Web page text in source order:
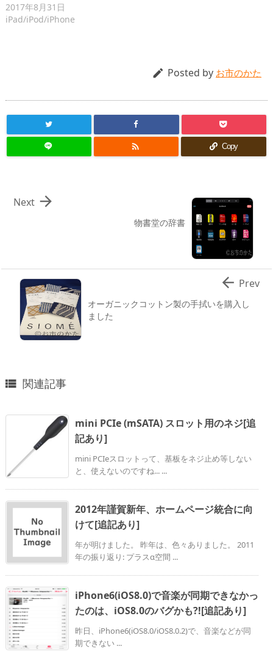
2017年8月31日
iPad/iPod/iPhone
 Posted by お市のかた
 Copy
物書堂の辞書

Next
オーガニックコットン製の手拭いを購入し
ました
 Prev
 関連記事
mini PCIe (mSATA) スロット用のネジ[追
記あり]
mini PCIeスロットって、基板をネジ止め等しない
と、使えないのですね... ...
2012年謹賀新年、ホームページ統合に向
けて[追記あり]
年が明けました。 昨年は、色々ありました。 2011
年の振り返り: プラスα空間 ...
iPhone6(iOS8.0)で音楽が同期できなかっ
たのは、iOS8.0のバグかも?![追記あり]
昨日、iPhone6(iOS8.0/iOS8.0.2)で、音楽などが同
期できない ...